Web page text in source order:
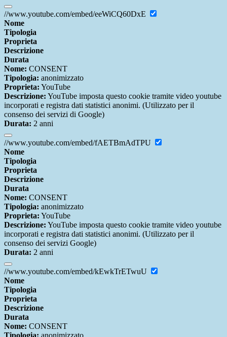
//www.youtube.com/embed/eeWiCQ60DxE
Nome
Tipologia
Proprieta
Descrizione
Durata
Nome: CONSENT
Tipologia: anonimizzato
Proprieta: YouTube
Descrizione: YouTube imposta questo cookie tramite video youtube
incorporati e registra dati statistici anonimi. (Utilizzato per il
consenso dei servizi di Google)
Durata: 2 anni
//www.youtube.com/embed/fAETBmAdTPU
Nome
Tipologia
Proprieta
Descrizione
Durata
Nome: CONSENT
Tipologia: anonimizzato
Proprieta: YouTube
Descrizione: YouTube imposta questo cookie tramite video youtube
incorporati e registra dati statistici anonimi. (Utilizzato per il
consenso dei servizi Google)
Durata: 2 anni
//www.youtube.com/embed/kEwkTrETwuU
Nome
Tipologia
Proprieta
Descrizione
Durata
Nome: CONSENT